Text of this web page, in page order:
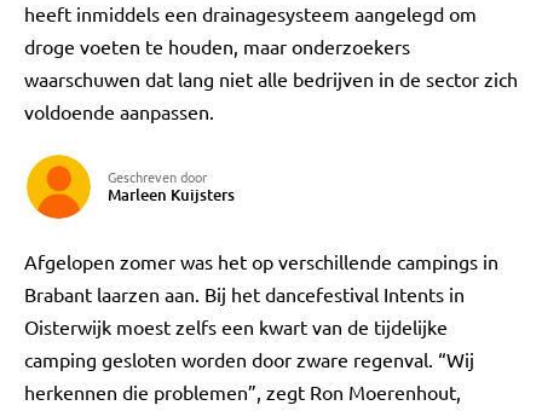
heeft inmiddels een drainagesysteem aangelegd om
droge voeten te houden, maar onderzoekers
waarschuwen dat lang niet alle bedrijven in de sector zich
voldoende aanpassen.
Geschreven door
Marleen Kuijsters
Afgelopen zomer was het op verschillende campings in
Brabant laarzen aan. Bij het dancefestival Intents in
Oisterwijk moest zelfs een kwart van de tijdelijke
camping gesloten worden door zware regenval. “Wij
herkennen die problemen”, zegt Ron Moerenhout,